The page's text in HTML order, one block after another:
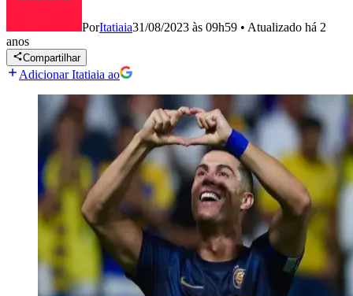
PorItatiaia31/08/2023 às 09h59 • Atualizado há 2
anos
Compartilhar
Adicionar Itatiaia ao